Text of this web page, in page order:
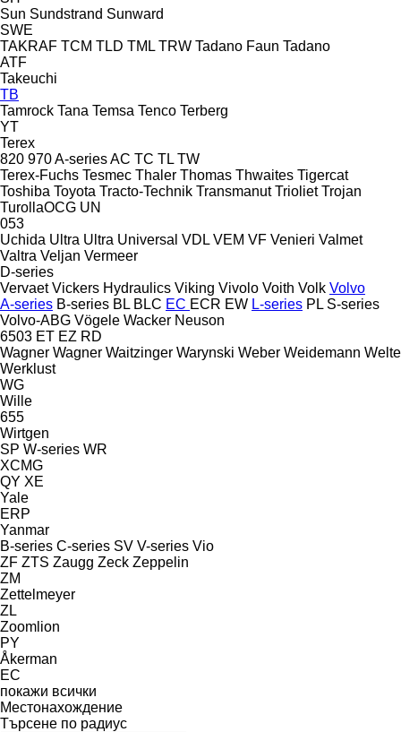
Sun Sundstrand Sunward
SWE
TAKRAF TCM TLD TML TRW Tadano Faun Tadano
ATF
Takeuchi
TB
Tamrock Tana Temsa Tenco Terberg
YT
Terex
820 970A-seriesAC TC TL TW
Terex-Fuchs Tesmec Thaler Thomas Thwaites Tigercat
Toshiba Toyota Tracto-Technik Transmanut Trioliet Trojan
TurollaOCG UN
053
Uchida Ultra Ultra Universal VDL VEM VF Venieri Valmet
Valtra Veljan Vermeer
D-series
Vervaet Vickers Hydraulics Viking Vivolo Voith Volk Volvo
A-series B-series BL BLC EC ECR EW L-series PL S-series
Volvo-ABG Vögele Wacker Neuson
6503 ET EZ RD
Wagner Wagner Waitzinger Warynski Weber Weidemann Welte
Werklust
WG
Wille
655
Wirtgen
SP W-series WR
XCMG
QY XE
Yale
ERP
Yanmar
B-series C-series SV V-series Vio
ZF ZTS Zaugg Zeck Zeppelin
ZM
Zettelmeyer
ZL
Zoomlion
PY
Åkerman
EC
покажи всички
Местонахождение
Търсене по радиус